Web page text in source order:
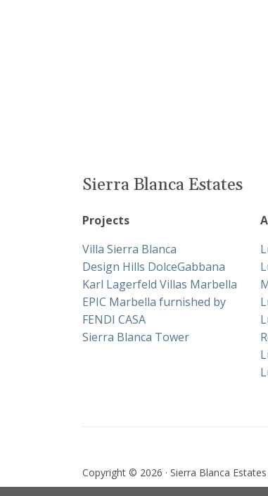
Sierra Blanca Estates
Projects
Villa Sierra Blanca
Design Hills DolceGabbana
Karl Lagerfeld Villas Marbella
EPIC Marbella furnished by
FENDI CASA
Sierra Blanca Tower
Copyright © 2026 · Sierra Blanca